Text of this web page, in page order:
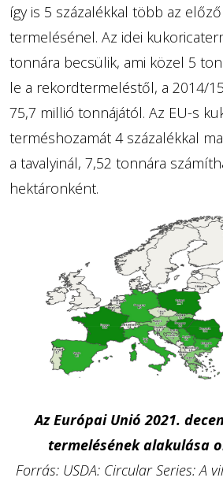
így is 5 százalékkal több az
termelésénel. Az idei
tonnára becsülik, ami közel 5
le a rekordtermeléstől, a 2014/
75,7 millió tonnájától. Az EU-s
terméshozamát 4 százalékkal
a tavalyinál, 7,52 tonnára
hektáronként.
Az Európai Unió 2021.
termelésének alakulása
Forrás: USDA: Circular Series: A